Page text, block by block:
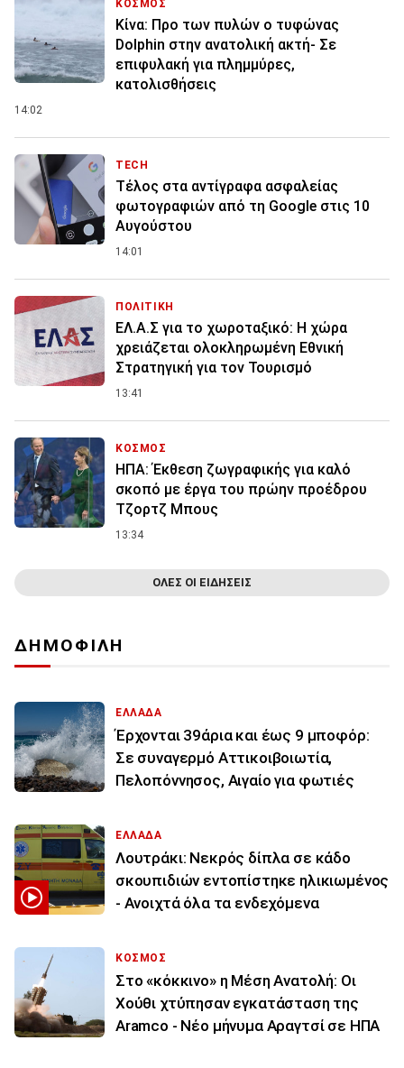
ΚΟΣΜΟΣ
Κίνα: Προ των πυλών ο τυφώνας
Dolphin στην ανατολική ακτή- Σε
επιφυλακή για πλημμύρες,
κατολισθήσεις
14:02
TECH
Τέλος στα αντίγραφα ασφαλείας
φωτογραφιών από τη Google στις 10
Αυγούστου
14:01
ΠΟΛΙΤΙΚΗ
ΕΛ.Α.Σ για το χωροταξικό: Η χώρα
χρειάζεται ολοκληρωμένη Εθνική
Στρατηγική για τον Τουρισμό
13:41
ΚΟΣΜΟΣ
ΗΠΑ: Έκθεση ζωγραφικής για καλό
σκοπό με έργα του πρώην προέδρου
Τζορτζ Μπους
13:34
ΟΛΕΣ ΟΙ ΕΙΔΗΣΕΙΣ
ΔΗΜΟΦΙΛΗ
ΕΛΛΑΔΑ
Έρχονται 39άρια και έως 9 μποφόρ:
Σε συναγερμό Αττικοιβοιωτία,
Πελοπόννησος, Αιγαίο για φωτιές
ΕΛΛΑΔΑ
Λουτράκι: Νεκρός δίπλα σε κάδο
σκουπιδιών εντοπίστηκε ηλικιωμένος
- Ανοιχτά όλα τα ενδεχόμενα
ΚΟΣΜΟΣ
Στο «κόκκινο» η Μέση Ανατολή: Οι
Χούθι χτύπησαν εγκατάσταση της
Aramco - Νέο μήνυμα Αραγτσί σε ΗΠΑ